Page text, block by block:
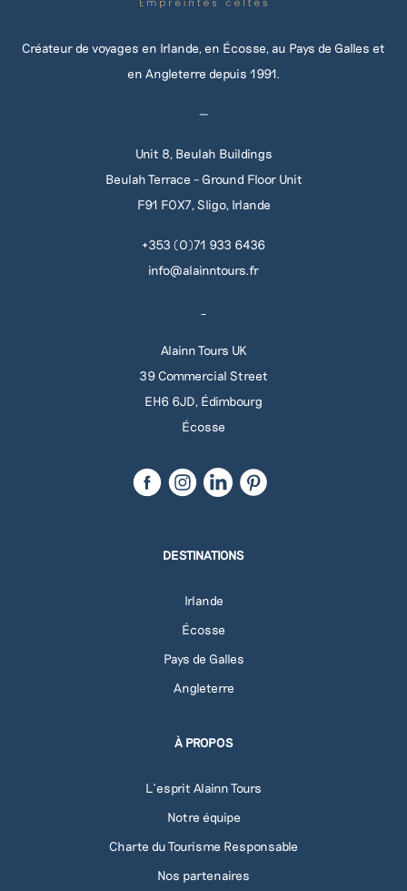
Créateur de voyages en Irlande, en Écosse, au Pays de Galles et
en Angleterre depuis 1991.
—
Unit 8, Beulah Buildings
Beulah Terrace – Ground Floor Unit
F91 F0X7, Sligo, Irlande
+353 (0)71 933 6436
info@alainntours.fr
Alainn Tours UK
39 Commercial Street
EH6 6JD, Édimbourg
Écosse
DESTINATIONS
Irlande
Écosse
Pays de Galles
Angleterre
À PROPOS
L'esprit Alainn Tours
Notre équipe
Charte du Tourisme Responsable
Nos partenaires